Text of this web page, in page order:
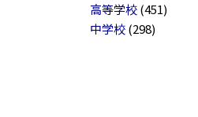
高等学校(451)
中学校(298)